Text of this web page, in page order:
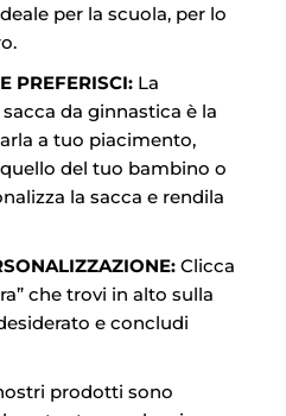
per la scuola, per lo
PREFERISCI: La
da ginnastica è la
a tuo piacimento,
del tuo bambino o
la sacca e rendila
Clicca
che trovi in alto sulla
e concludi
prodotti sono